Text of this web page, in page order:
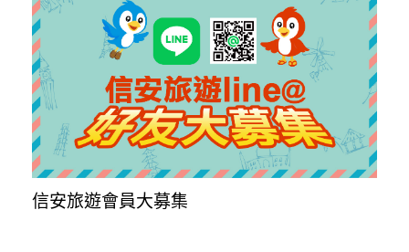
信安旅遊會員大募集